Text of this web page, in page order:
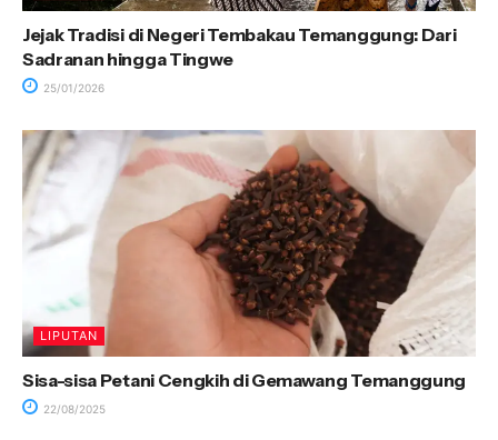
Jejak Tradisi di Negeri Tembakau Temanggung: Dari
Sadranan hingga Tingwe
25/01/2026
LIPUTAN
Sisa-sisa Petani Cengkih di Gemawang Temanggung
22/08/2025